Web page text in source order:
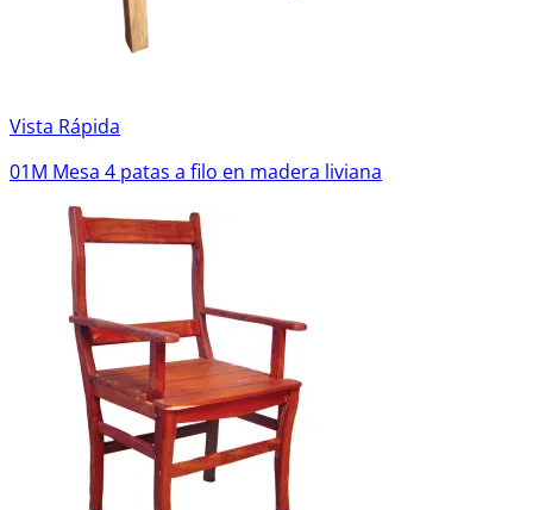
Vista Rápida
01M Mesa 4 patas a filo en madera liviana